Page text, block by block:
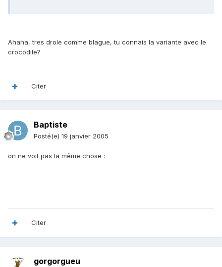
Ahaha, tres drole comme blague, tu connais la variante avec le
crocodile?
Citer
Baptiste
Posté(e) 19 janvier 2005
on ne voit pas la même chose :
Citer
gorgorgueu